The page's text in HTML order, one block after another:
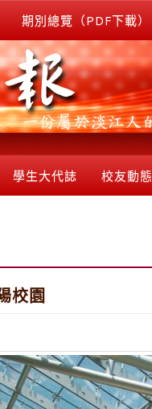
期別總覽（PDF下載）
學生大代誌 校友動態
校園